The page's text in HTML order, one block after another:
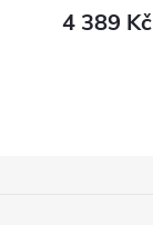
4 389 Kč